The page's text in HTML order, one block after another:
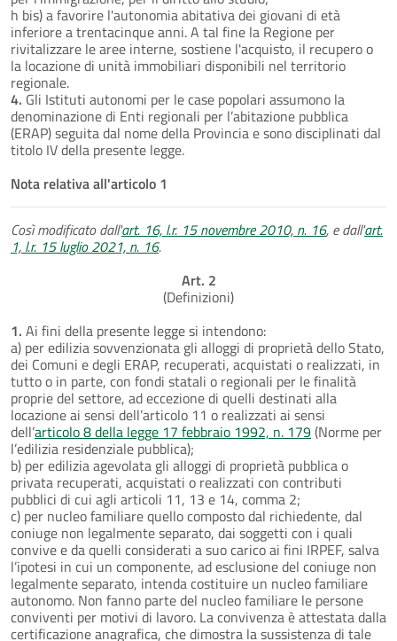
h bis) a favorire l'autonomia abitativa dei giovani di età
inferiore a trentacinque anni. A tal fine la Regione per
rivitalizzare le aree interne, sostiene l'acquisto, il recupero o
la locazione di unità immobiliari disponibili nel territorio
regionale.
4. Gli Istituti autonomi per le case popolari assumono la
denominazione di Enti regionali per l’abitazione pubblica
(ERAP) seguita dal nome della Provincia e sono disciplinati dal
titolo IV della presente legge.
Nota relativa all'articolo 1
Così modificato dall'art. 16, l.r. 15 novembre 2010, n. 16, e dall'art.
1, l.r. 15 luglio 2021, n. 16.
Art. 2
(Definizioni)
1. Ai fini della presente legge si intendono:
a) per edilizia sovvenzionata gli alloggi di proprietà dello Stato,
dei Comuni e degli ERAP, recuperati, acquistati o realizzati, in
tutto o in parte, con fondi statali o regionali per le finalità
proprie del settore, ad eccezione di quelli destinati alla
locazione ai sensi dell’articolo 11 o realizzati ai sensi
dell’articolo 8 della legge 17 febbraio 1992, n. 179(Norme per
l’edilizia residenziale pubblica);
b) per edilizia agevolata gli alloggi di proprietà pubblica o
privata recuperati, acquistati o realizzati con contributi
pubblici di cui agli articoli 11, 13 e 14, comma 2;
c) per nucleo familiare quello composto dal richiedente, dal
coniuge non legalmente separato, dai soggetti con i quali
convive e da quelli considerati a suo carico ai fini IRPEF, salva
l’ipotesi in cui un componente, ad esclusione del coniuge non
legalmente separato, intenda costituire un nucleo familiare
autonomo. Non fanno parte del nucleo familiare le persone
conviventi per motivi di lavoro. La convivenza è attestata dalla
certificazione anagrafica, che dimostra la sussistenza di tale